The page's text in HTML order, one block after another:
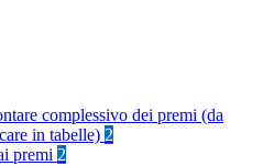
complessivo dei premi (da
in tabelle) 2
premi 2